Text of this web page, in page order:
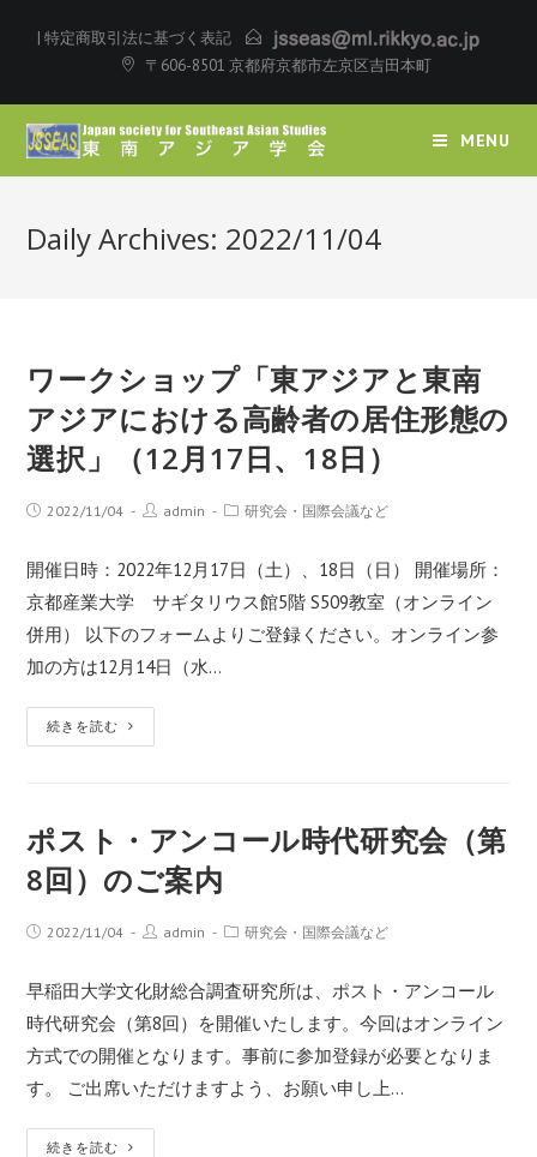
| 特定商取引法に基づく表記
〒606-8501 京都府京都市左京区吉田本町
MENU
Daily Archives: 2022/11/04
ワークショップ「東アジアと東南
アジアにおける高齢者の居住形態の
選択」（12月17日、18日）
2022/11/04 admin 研究会・国際会議など
開催日時：2022年12月17日（土）、18日（日） 開催場所：
京都産業大学 サギタリウス館5階 S509教室（オンライン
併用） 以下のフォームよりご登録ください。オンライン参
加の方は12月14日（水…
続きを読む
ポスト・アンコール時代研究会（第
8回）のご案内
2022/11/04 admin 研究会・国際会議など
早稲田大学文化財総合調査研究所は、ポスト・アンコール
時代研究会（第8回）を開催いたします。今回はオンライン
方式での開催となります。事前に参加登録が必要となりま
す。 ご出席いただけますよう、お願い申し上…
続きを読む